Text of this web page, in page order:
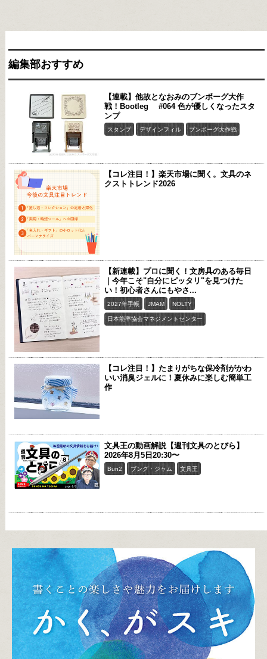
編集部おすすめ
【連載】他故となおみのブンボーグ大作
戦！Bootleg #064 色が優しくなったスタ
ンプ
スタンプ デザインフィル ブンボーグ大作戦
【コレ注目！】楽天市場に聞く。文具のネ
クストトレンド2026
【新連載】プロに聞く！文房具のある毎日
｜今年こそ"自分にピッタリ"を見つけた
い！初心者さんにもやさ...
2027年手帳 JMAM NOLTY
日本能率協会マネジメントセンター
【コレ注目！】たまりがちな保冷剤がかわ
いい消臭ジェルに！夏休みに楽しむ簡単工
作
文具王の動画解説【週刊文具のとびら】
2026年8月5日20:30〜
Bun2 ブング・ジャム 文具王